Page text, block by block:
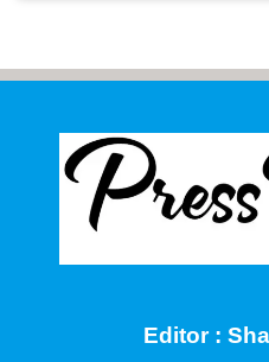
Editor :